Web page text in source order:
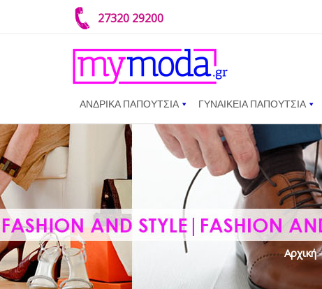
27320 29200
ΑΝΔΡΙΚΑ ΠΑΠΟΥΤΣΙΑ ΓΥΝΑΙΚΕΙΑ ΠΑΠΟΥΤΣΙΑ
Αρχική